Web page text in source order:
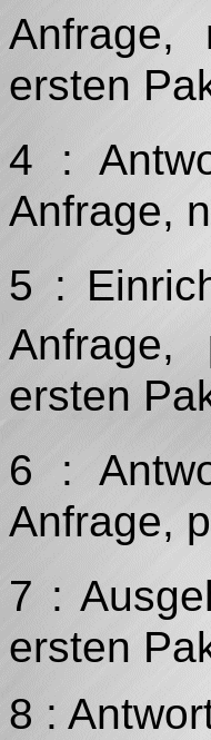
Anfrage,
ersten
4 :
Anfrage,
5 :
ersten
6 :
Anfrage,
7 :
ersten
8 :